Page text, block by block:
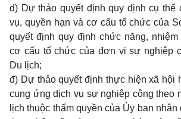
d) Dự thảo quyết định quy định cụ thể
vụ, quyền hạn và cơ cấu tổ chức của
quyết định quy định chức năng,
cơ cấu tổ chức của đơn vị sự nghiệp
Du lịch;
đ) Dự thảo quyết định thực hiện xã hội
cung ứng dịch vụ sự nghiệp công theo
lịch thuộc thẩm quyền của Ủy ban